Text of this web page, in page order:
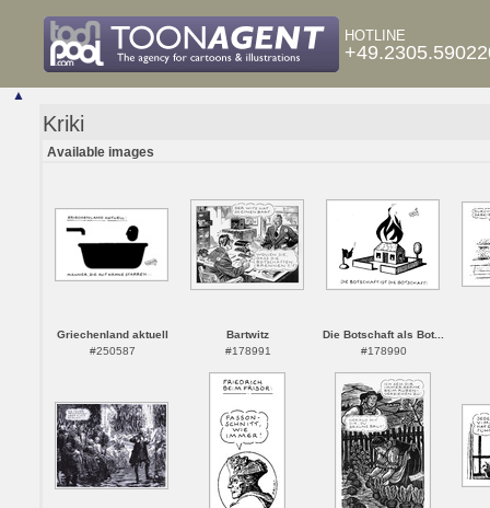
HOTLINE
▲
Kriki
Available images
Griechenland aktuell
#250587
Bartwitz
#178991
Die Botschaft als Bot...
#178990